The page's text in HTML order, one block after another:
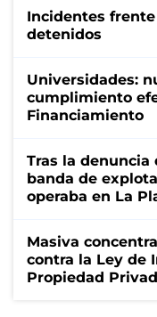
Incidentes frente
detenidos
Universidades:
cumplimiento
Financiamiento
Tras la denuncia
banda de
operaba en La
Masiva
contra la Ley de
Propiedad